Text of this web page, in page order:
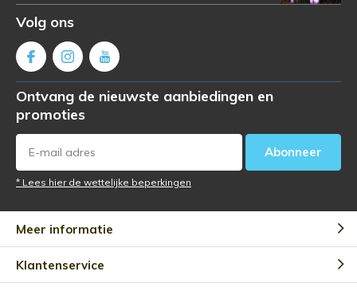
Volg ons
Ontvang de nieuwste aanbiedingen en
promoties
Abonneer
* Lees hier de wettelijke beperkingen
Meer informatie
Klantenservice